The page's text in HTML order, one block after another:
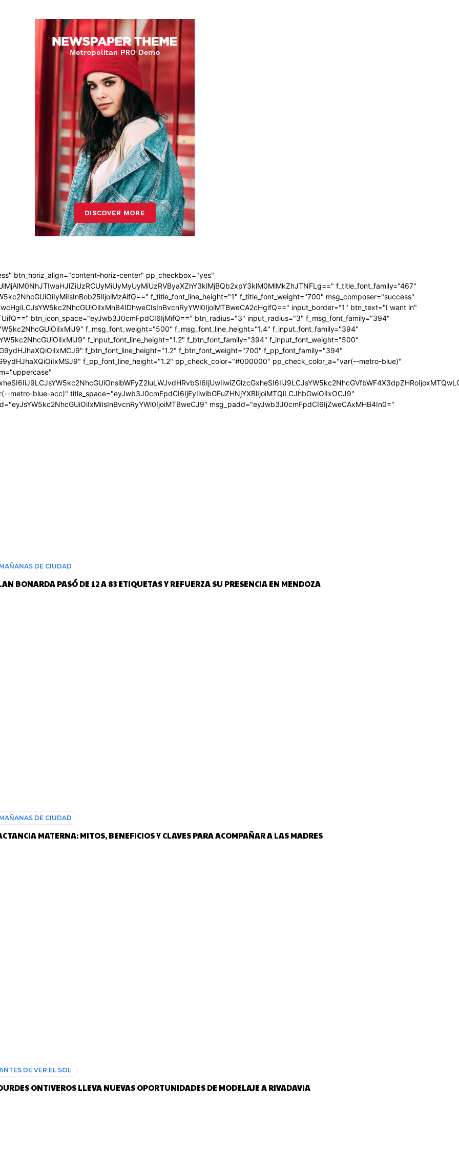
btn_horiz_align="content-horiz-center" pp_checkbox="yes"
f_title_font_family="467"
f_title_font_line_height="1" f_title_font_weight="700" msg_composer="success"
input_border="1" btn_text="I want in"
btn_icon_space="eyJwb3J0cmFpdCI6IjMifQ==" btn_radius="3" input_radius="3" f_msg_font_family="394"
f_msg_font_weight="500" f_msg_font_line_height="1.4" f_input_font_family="394"
f_input_font_line_height="1.2" f_btn_font_family="394" f_input_font_weight="500"
f_btn_font_line_height="1.2" f_btn_font_weight="700" f_pp_font_family="394"
f_pp_font_line_height="1.2" pp_check_color="#000000" pp_check_color_a="var(--metro-blue)"
metro-blue-acc)" title_space="eyJwb3J0cmFpdCI6IjEyIiwibGFuZHNjYXBlIjoiMTQiLCJhbGwiOiIxOCJ9"
msg_padd="eyJwb3J0cmFpdCI6IjZweCAxMHB4In0="
DE CIUDAD
BONARDA PASÓ DE 12 A 83 ETIQUETAS Y REFUERZA SU PRESENCIA EN MENDOZA
DE CIUDAD
MATERNA: MITOS, BENEFICIOS Y CLAVES PARA ACOMPAÑAR A LAS MADRES
DE VER EL SOL
ONTIVEROS LLEVA NUEVAS OPORTUNIDADES DE MODELAJE A RIVADAVIA